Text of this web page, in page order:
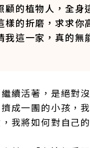
的植物人，全身
的折磨，求求你
我這一家，真的
續活著，是絕對
成一團的小孩，
我將如何對自己